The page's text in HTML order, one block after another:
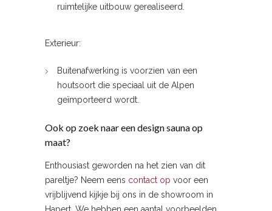
ruimtelijke uitbouw gerealiseerd.
Exterieur:
Buitenafwerking is voorzien van een
houtsoort die speciaal uit de Alpen
geïmporteerd wordt.
Ook op zoek naar een design sauna op
maat?
Enthousiast geworden na het zien van dit
pareltje? Neem eens contact op voor een
vrijblijvend kijkje bij ons in de showroom in
Hapert. We hebben een aantal voorbeelden